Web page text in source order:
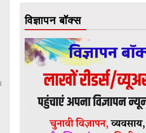
विज्ञापन बॉक्स